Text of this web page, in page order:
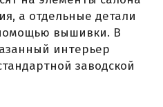
а отдельные детали
вышивки. В
интерьер
заводской